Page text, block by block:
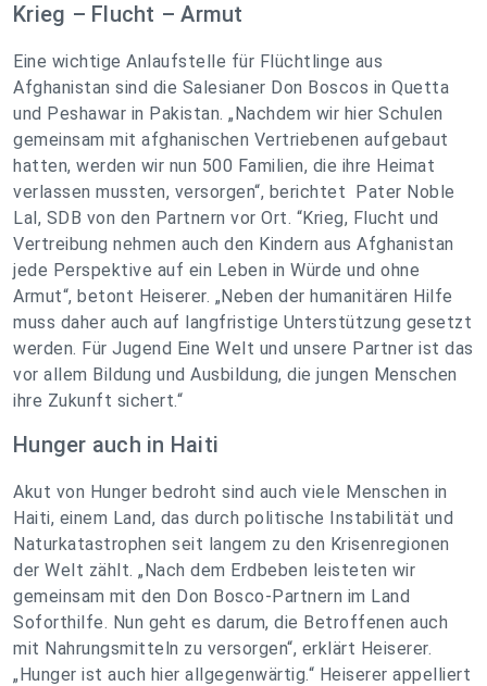
Krieg – Flucht – Armut
Eine wichtige Anlaufstelle für Flüchtlinge aus
Afghanistan sind die Salesianer Don Boscos in Quetta
und Peshawar in Pakistan. „Nachdem wir hier Schulen
gemeinsam mit afghanischen Vertriebenen aufgebaut
hatten, werden wir nun 500 Familien, die ihre Heimat
verlassen mussten, versorgen“, berichtet Pater Noble
Lal, SDB von den Partnern vor Ort. “Krieg, Flucht und
Vertreibung nehmen auch den Kindern aus Afghanistan
jede Perspektive auf ein Leben in Würde und ohne
Armut“, betont Heiserer. „Neben der humanitären Hilfe
muss daher auch auf langfristige Unterstützung gesetzt
werden. Für Jugend Eine Welt und unsere Partner ist das
vor allem Bildung und Ausbildung, die jungen Menschen
ihre Zukunft sichert.“
Hunger auch in Haiti
Akut von Hunger bedroht sind auch viele Menschen in
Haiti, einem Land, das durch politische Instabilität und
Naturkatastrophen seit langem zu den Krisenregionen
der Welt zählt. „Nach dem Erdbeben leisteten wir
gemeinsam mit den Don Bosco-Partnern im Land
Soforthilfe. Nun geht es darum, die Betroffenen auch
mit Nahrungsmitteln zu versorgen“, erklärt Heiserer.
„Hunger ist auch hier allgegenwärtig.“ Heiserer appelliert